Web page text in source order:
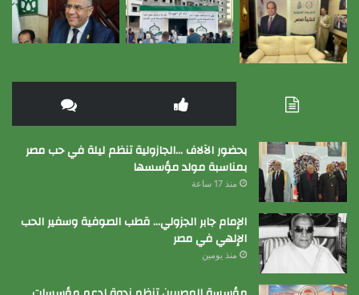
بحضور الآلاف …الجازولية تنظم ليلة في حب مصر
بمناسبة مولد مؤسسها
منذ 17 ساعة
الإمام جابر الجزولي… قطب الصوفية وسفير الحب
الإلهي في مصر
منذ يومين